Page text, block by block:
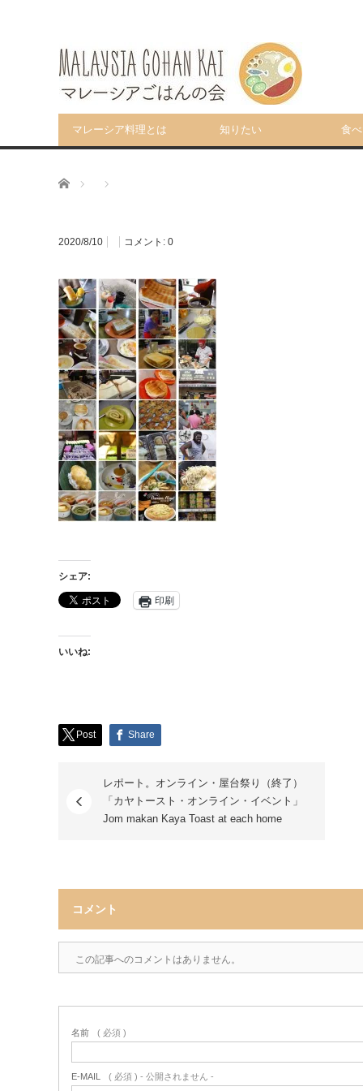
マレーシア料理とは 知りたい 食
ホーム
2020/8/10 コメント: 0
シェア:
印刷
いいね:
Post Share
レポート。オンライン・屋台祭り（終了）
「カヤトースト・オンライン・イベント」
Jom makan Kaya Toast at each home
コメント
この記事へのコメントはありません。
名前 ( 必須 )
E-MAIL ( 必須 ) - 公開されません -